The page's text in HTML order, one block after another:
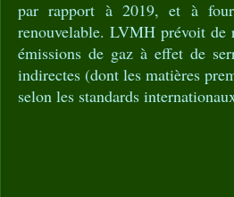
par rapport à 2019, et à
renouvelable. LVMH prévoit de
émissions de gaz à effet de
indirectes (dont les matières
selon les standards